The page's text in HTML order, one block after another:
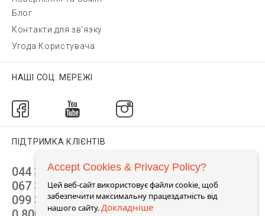
Блог
Контакти для зв'язку
Угода Користувача
НАШІ СОЦ. МЕРЕЖІ
ПІДТРИМКА КЛІЄНТІВ
044 392 44 45
067 344 14 44 (viber)
099 399 23 80
Accept Cookies & Privacy Policy?
Цей веб-сайт використовує файли cookie, щоб
забезпечити максимальну працездатність від
нашого сайту.Докладніше